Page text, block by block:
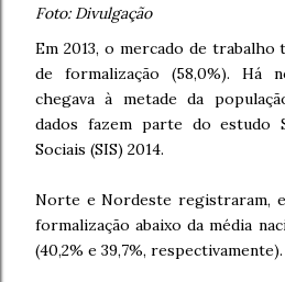
Foto: Divulgação
Em 2013, o mercado de trabalho
de formalização (58,0%). Há
chegava à metade da
dados fazem parte do estudo
Sociais (SIS) 2014.
Norte e Nordeste registraram,
formalização abaixo da média
(40,2% e 39,7%, respectivamente).